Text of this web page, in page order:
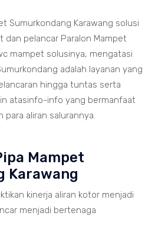
Sumurkondang Karawang solusi
dan pelancar Paralon Mampet
mampet solusinya, mengatasi
adalah layanan yang
hingga tuntas serta
atasinfo-info yang bermanfaat
para aliran salurannya.
Mampet
Karawang
kinerja aliran kotor menjadi
menjadi bertenaga